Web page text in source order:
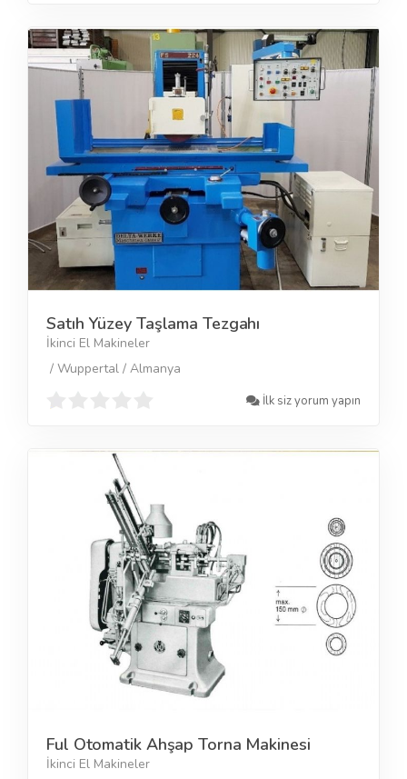
Satıh Yüzey Taşlama Tezgahı
İkinci El Makineler
/ Wuppertal / Almanya
İlk siz yorum yapın
Ful Otomatik Ahşap Torna Makinesi
İkinci El Makineler